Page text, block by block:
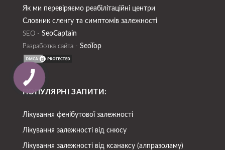
Як ми перевіряємо реабілітаційні центри
Словник сленгу та симптомів залежності
SEO - SeoСaptain
Разработка сайта - SeoTop
ПОПУЛЯРНІ ЗАПИТИ:
Лікування фенібутової залежності
Лікування залежності від снюсу
Лікування залежності від ксанаксу (алпразоламу)